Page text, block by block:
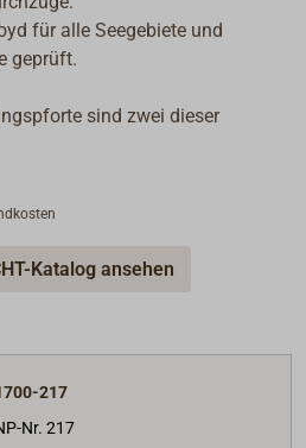
für alle Seegebiete und
geprüft.
sind zwei dieser
Katalog ansehen
217
Nr. 217